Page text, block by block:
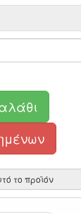
το προϊόν